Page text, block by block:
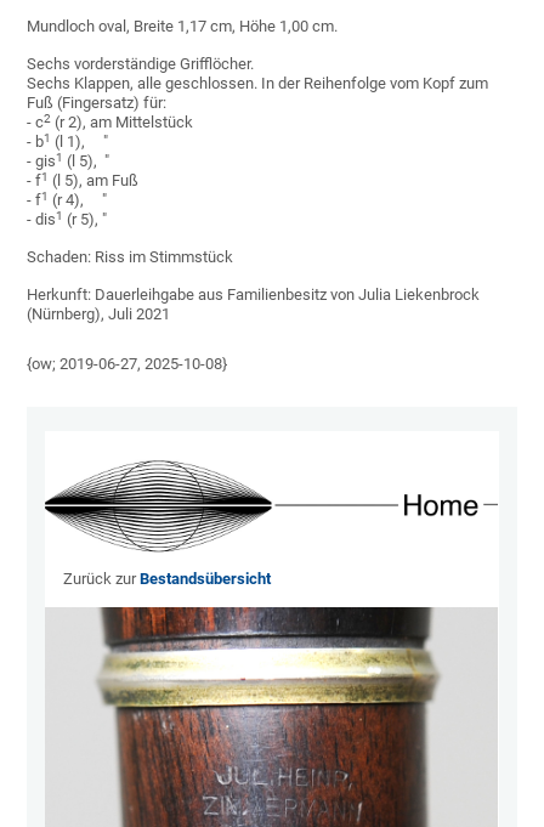
Mundloch oval, Breite 1,17 cm, Höhe 1,00 cm.
Sechs vorderständige Grifflöcher.
Sechs Klappen, alle geschlossen. In der Reihenfolge vom Kopf zum
Fuß (Fingersatz) für:
- c2 (r 2), am Mittelstück
- b1 (l 1), "
- gis1 (l 5), "
- f1 (l 5), am Fuß
- f1 (r 4), "
- dis1 (r 5), "
Schaden: Riss im Stimmstück
Herkunft: Dauerleihgabe aus Familienbesitz von Julia Liekenbrock
(Nürnberg), Juli 2021
{ow; 2019-06-27, 2025-10-08}
Zurück zurBestandsübersicht